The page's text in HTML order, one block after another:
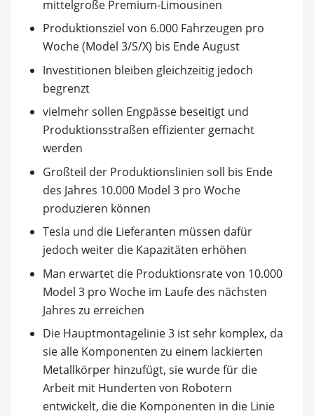
mittelgroße Premium-Limousinen
Produktionsziel von 6.000 Fahrzeugen pro
Woche (Model 3/S/X) bis Ende August
Investitionen bleiben gleichzeitig jedoch
begrenzt
vielmehr sollen Engpässe beseitigt und
Produktionsstraßen effizienter gemacht
werden
Großteil der Produktionslinien soll bis Ende
des Jahres 10.000 Model 3 pro Woche
produzieren können
Tesla und die Lieferanten müssen dafür
jedoch weiter die Kapazitäten erhöhen
Man erwartet die Produktionsrate von 10.000
Model 3 pro Woche im Laufe des nächsten
Jahres zu erreichen
Die Hauptmontagelinie 3 ist sehr komplex, da
sie alle Komponenten zu einem lackierten
Metallkörper hinzufügt, sie wurde für die
Arbeit mit Hunderten von Robotern
entwickelt, die die Komponenten in die Linie